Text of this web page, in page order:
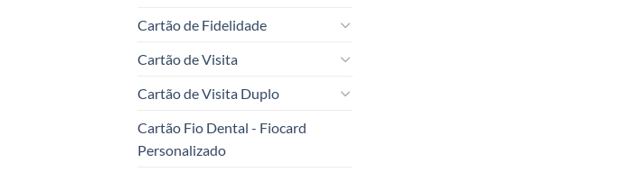
Cartão de Fidelidade
Cartão de Visita
Cartão de Visita Duplo
Cartão Fio Dental - Fiocard
Personalizado